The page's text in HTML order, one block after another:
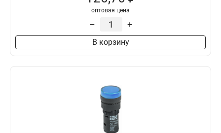
оптовая цена
– +
В корзину